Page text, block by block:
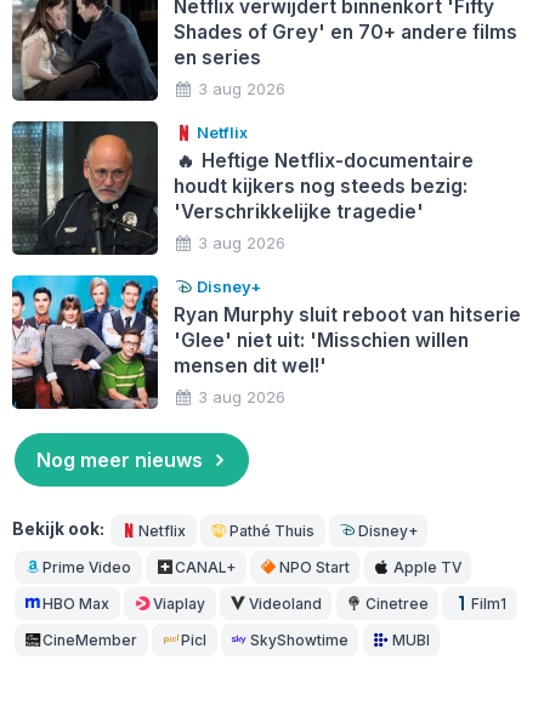
Netflix verwijdert binnenkort 'Fifty
Shades of Grey' en 70+ andere films
en series
3 aug 2026
Netflix
🔥 Heftige Netflix-documentaire
houdt kijkers nog steeds bezig:
'Verschrikkelijke tragedie'
3 aug 2026
Disney+
Ryan Murphy sluit reboot van hitserie
'Glee' niet uit: 'Misschien willen
mensen dit wel!'
3 aug 2026
Nog meer nieuws
Bekijk ook: Netflix Pathé Thuis Disney+
Prime Video CANAL+ NPO Start Apple TV
HBO Max Viaplay Videoland Cinetree Film1
CineMember Picl SkyShowtime MUBI